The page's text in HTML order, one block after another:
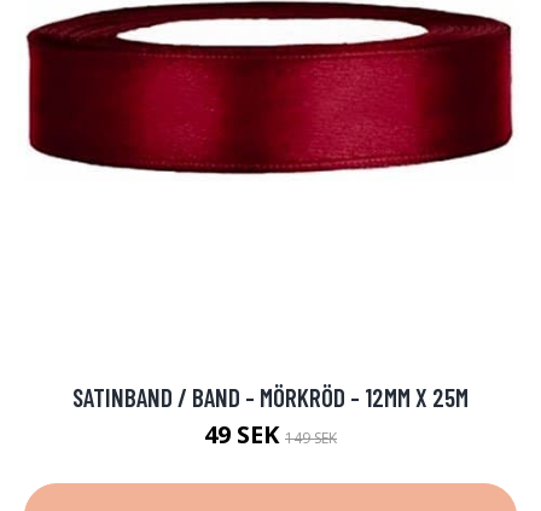
SATINBAND / BAND - MÖRKRÖD - 12MM X 25M
49 SEK 149 SEK